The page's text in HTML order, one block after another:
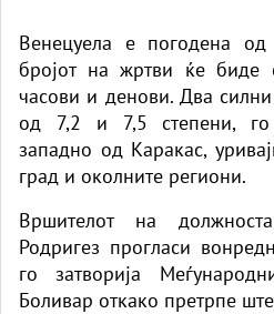
Венецуела е погодена од
бројот на жртви ќе биде
часови и денови. Два
од 7,2 и 7,5 степени, го
западно од Каракас,
град и околните региони.
Вршителот на
Родригез прогласи
го затворија
Боливар откако претрпе